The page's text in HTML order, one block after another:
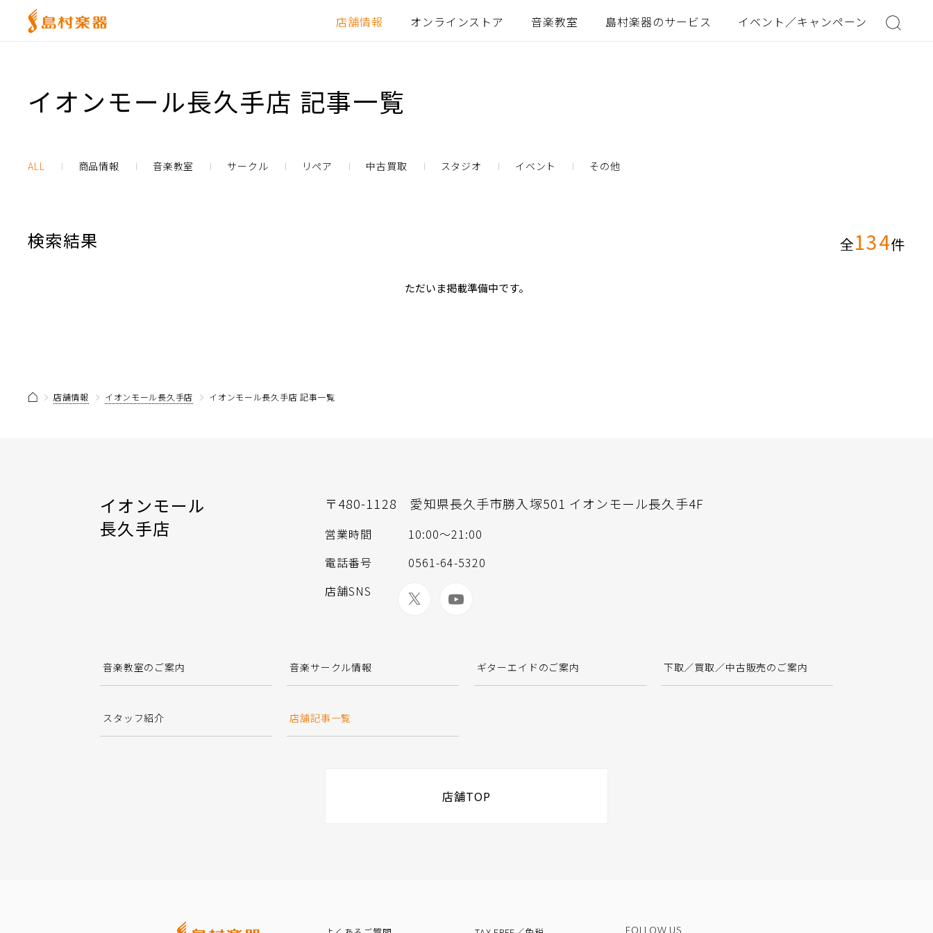
店舗情報 オンラインストア 音楽教室 島村楽器のサービス イベント／キャンペーン
イオンモール長久手店 記事一覧
ALL 商品情報 音楽教室 サークル リペア 中古買取 スタジオ イベント その他
検索結果 全134件
ただいま掲載準備中です。
店舗情報 イオンモール長久手店 イオンモール長久手店 記事一覧
イオンモール
長久手店
〒480-1128 愛知県長久手市勝入塚501 イオンモール長久手4F
営業時間
10:00～21:00
電話番号
0561-64-5320
店舗SNS
音楽教室のご案内 音楽サークル情報 ギターエイドのご案内 下取／買取／中古販売のご案内
スタッフ紹介 店舗記事一覧
店舗TOP
FOLLOW US